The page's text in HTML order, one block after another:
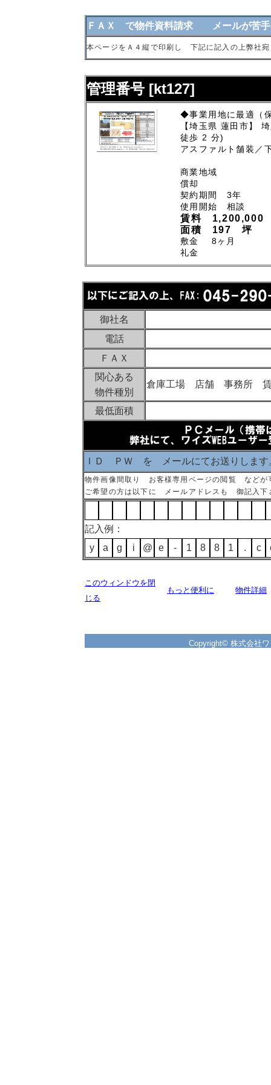
ＦＡＸ で物件資料請求 メールが苦手
本ページをＡ４縦で印刷し 下記に記入の上弊
管理番号 [kt127]
◆事業用地に最適（
【埼玉県 蓮田市】
徒歩 2 分)
アスファルト舗装／
商業地域
償却
契約期間 3年
使用開始 相談
賃料 1,200,000
面積 197 坪
敷金 8ヶ月
礼金
御社名
電話
ＦＡＸ
関心ある
物件種別
倉庫工場 店舗 事務所
最低面積
ＩＤ ＰＷ を メールにてお送りします
物件画像間取り お客様専用ページの閲覧 などが
ご希望の方は以下に メールアドレスも 御記入下
記入例：
y
a g i @ e - 1 8 8 1 . c
このウィンドウを閉
じる
もっと便利に 物件詳細
Copyright© 株式会社